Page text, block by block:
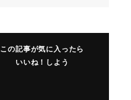
この記事が気に入ったら
いいね！しよう